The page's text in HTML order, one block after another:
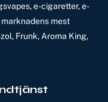
e-cigaretter, e-
mest
Frunk, Aroma King,